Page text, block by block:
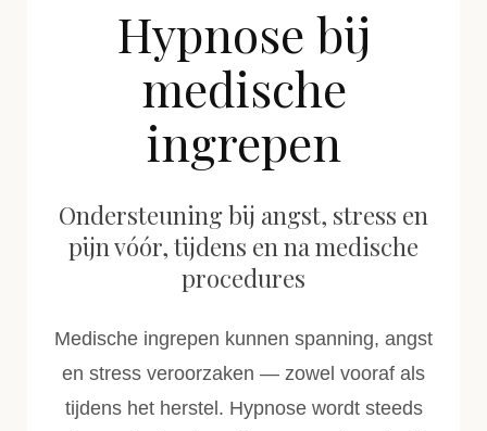
Hypnose bij
medische
ingrepen
Ondersteuning bij angst, stress en
pijn vóór, tijdens en na medische
procedures
Medische ingrepen kunnen spanning, angst
en stress veroorzaken — zowel vooraf als
tijdens het herstel. Hypnose wordt steeds